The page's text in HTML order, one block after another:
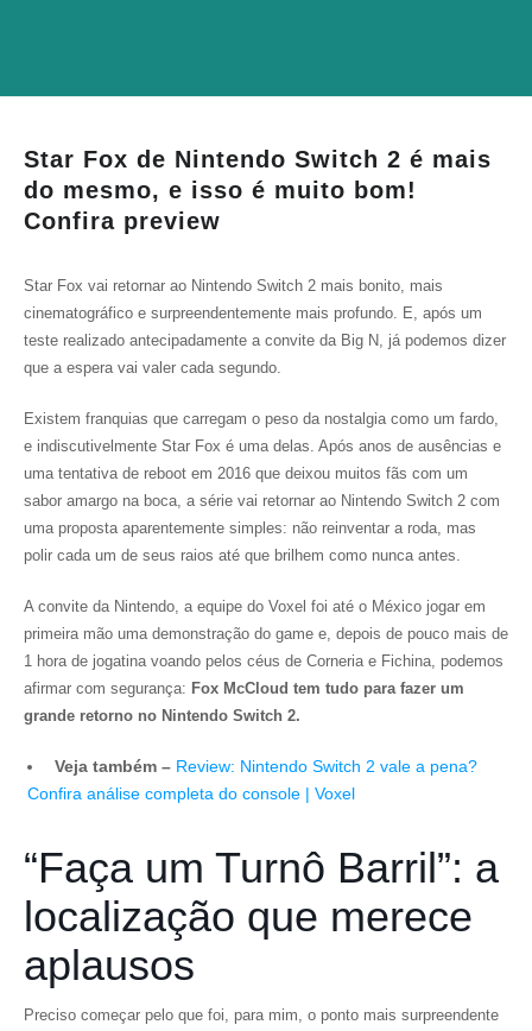
Star Fox de Nintendo Switch 2 é mais
do mesmo, e isso é muito bom!
Confira preview
Star Fox vai retornar ao Nintendo Switch 2 mais bonito, mais
cinematográfico e surpreendentemente mais profundo. E, após um
teste realizado antecipadamente a convite da Big N, já podemos dizer
que a espera vai valer cada segundo.
Existem franquias que carregam o peso da nostalgia como um fardo,
e indiscutivelmente Star Fox é uma delas. Após anos de ausências e
uma tentativa de reboot em 2016 que deixou muitos fãs com um
sabor amargo na boca, a série vai retornar ao Nintendo Switch 2 com
uma proposta aparentemente simples: não reinventar a roda, mas
polir cada um de seus raios até que brilhem como nunca antes.
A convite da Nintendo, a equipe do Voxel foi até o México jogar em
primeira mão uma demonstração do game e, depois de pouco mais de
1 hora de jogatina voando pelos céus de Corneria e Fichina, podemos
afirmar com segurança: Fox McCloud tem tudo para fazer um
grande retorno no Nintendo Switch 2.
Veja também – Review: Nintendo Switch 2 vale a pena?
Confira análise completa do console | Voxel
“Faça um Turnô Barril”: a
localização que merece
aplausos
Preciso começar pelo que foi, para mim, o ponto mais surpreendente